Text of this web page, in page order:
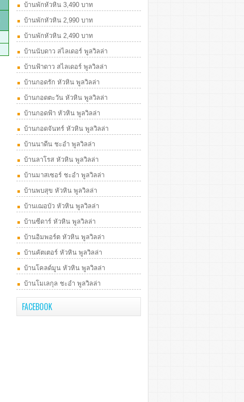
บ้านพักหัวหิน 3,490 บาท
บ้านพักหัวหิน 2,990 บาท
บ้านพักหัวหิน 2,490 บาท
บ้านนับดาว สไลเดอร์ พูลวิลล่า
บ้านฟ้าดาว สไลเดอร์ พูลวิลล่า
บ้านกอดรัก หัวหิน พูลวิลล่า
บ้านกอดตะวัน หัวหิน พูลวิลล่า
บ้านกอดฟ้า หัวหิน พูลวิลล่า
บ้านกอดจันทร์ หัวหิน พูลวิลล่า
บ้านนาดีน ชะอำ พูลวิลล่า
บ้านลาโรส หัวหิน พูลวิลล่า
บ้านมาสเซอร์ ชะอำ พูลวิลล่า
บ้านพบสุข หัวหิน พูลวิลล่า
บ้านเฌอบัว หัวหิน พูลวิลล่า
บ้านซีดาร์ หัวหิน พูลวิลล่า
บ้านอิมพอร์ต หัวหิน พูลวิลล่า
บ้านคัตเตอร์ หัวหิน พูลวิลล่า
บ้านโคลด์มูน หัวหิน พูลวิลล่า
บ้านโมเลกุล ชะอำ พูลวิลล่า
FACEBOOK